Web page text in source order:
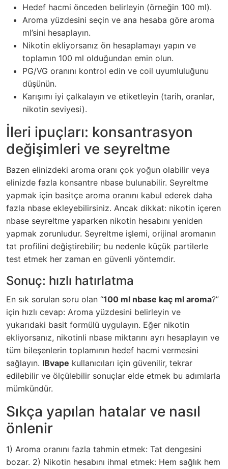
Hedef hacmi önceden belirleyin (örneğin 100 ml).
Aroma yüzdesini seçin ve ana hesaba göre aroma
ml’sini hesaplayın.
Nikotin ekliyorsanız ön hesaplamayı yapın ve
toplamın 100 ml olduğundan emin olun.
PG/VG oranını kontrol edin ve coil uyumluluğunu
düşünün.
Karışımı iyi çalkalayın ve etiketleyin (tarih, oranlar,
nikotin seviyesi).
İleri ipuçları: konsantrasyon
değişimleri ve seyreltme
Bazen elinizdeki aroma oranı çok yoğun olabilir veya
elinizde fazla konsantre nbase bulunabilir. Seyreltme
yapmak için basitçe aroma oranını kabul ederek daha
fazla nbase ekleyebilirsiniz. Ancak dikkat: nikotin içeren
nbase seyreltme yaparken nikotin hesabını yeniden
yapmak zorunludur. Seyreltme işlemi, orijinal aromanın
tat profilini değiştirebilir; bu nedenle küçük partilerle
test etmek her zaman en güvenli yöntemdir.
Sonuç: hızlı hatırlatma
En sık sorulan soru olan “100 ml nbase kaç ml aroma?”
için hızlı cevap: Aroma yüzdesini belirleyin ve
yukarıdaki basit formülü uygulayın. Eğer nikotin
ekliyorsanız, nikotinli nbase miktarını ayrı hesaplayın ve
tüm bileşenlerin toplamının hedef hacmi vermesini
sağlayın. IBvape kullanıcıları için güvenilir, tekrar
edilebilir ve ölçülebilir sonuçlar elde etmek bu adımlarla
mümkündür.
Sıkça yapılan hatalar ve nasıl
önlenir
1) Aroma oranını fazla tahmin etmek: Tat dengesini
bozar. 2) Nikotin hesabını ihmal etmek: Hem sağlık hem